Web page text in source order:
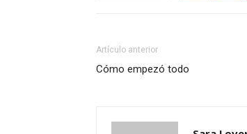
Artículo anterior
Cómo empezó todo